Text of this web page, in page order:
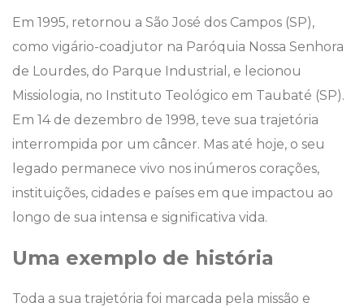
Em 1995, retornou a São José dos Campos (SP),
como vigário-coadjutor na Paróquia Nossa Senhora
de Lourdes, do Parque Industrial, e lecionou
Missiologia, no Instituto Teológico em Taubaté (SP).
Em 14 de dezembro de 1998, teve sua trajetória
interrompida por um câncer. Mas até hoje, o seu
legado permanece vivo nos inúmeros corações,
instituições, cidades e países em que impactou ao
longo de sua intensa e significativa vida.
Uma exemplo de história
Toda a sua trajetória foi marcada pela missão e